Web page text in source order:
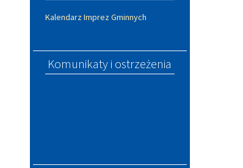
Kalendarz Imprez Gminnych
Komunikaty i ostrzeżenia